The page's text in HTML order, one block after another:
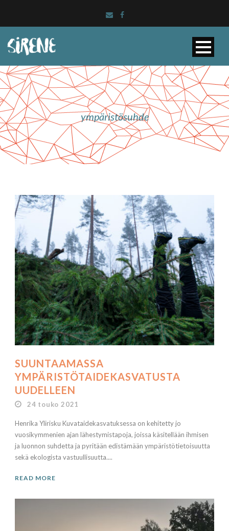
ympäristösuhde
SUUNTAAMASSA
YMPÄRISTÖTAIDEKASVATUSTA
UUDELLEEN
24 touko 2021
Henrika Ylirisku Kuvataidekasvatuksessa on kehitetty jo
vuosikymmenien ajan lähestymistapoja, joissa käsitellään ihmisen
ja luonnon suhdetta ja pyritään edistämään ympäristötietoisuutta
sekä ekologista vastuullisuutta....
READ MORE